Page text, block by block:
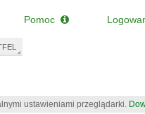
ustawieniami przeglądarki.
Pomoc